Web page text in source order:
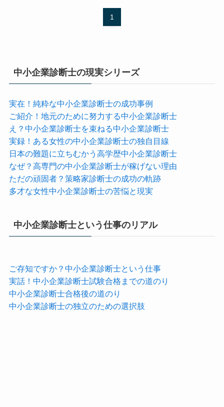
1
中小企業診断士の現実シリーズ
実在！純粋な中小企業診断士の成功事例
ご紹介！地元のために努力する中小企業診断士
え？中小企業診断士を束ねる中小企業診断士
実録！ある女性の中小企業診断士の独自目線
日本の難題に立ちむかう高学歴中小企業診断士
なぜ？高専門の中小企業診断士が稼げない理由
ただの頑固者？策略家診断士の成功の軌跡
多才な女性中小企業診断士の苦悩と現実
中小企業診断士という仕事のリアル
ご存知ですか？中小企業診断士という仕事
実話！中小企業診断士試験合格までの道のり
中小企業診断士合格後の道のり
中小企業診断士の独立のための選択肢